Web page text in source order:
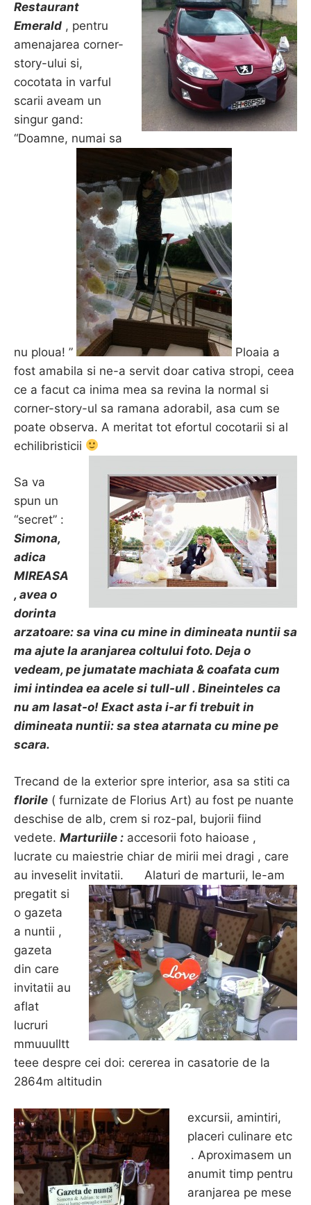
Restaurant
Emerald , pentru
amenajarea corner-
story-ului si,
cocotata in varful
scarii aveam un
singur gand:
“Doamne, numai sa
nu ploua! ”
Ploaia a
fost amabila si ne-a servit doar cativa stropi, ceea
ce a facut ca inima mea sa revina la normal si
corner-story-ul sa ramana adorabil, asa cum se
poate observa. A meritat tot efortul cocotarii si al
echilibristicii
Sa va
spun un
“secret” :
Simona,
adica
MIREASA
, avea o
dorinta
arzatoare: sa vina cu mine in dimineata nuntii sa
ma ajute la aranjarea coltului foto. Deja o
vedeam, pe jumatate machiata & coafata cum
imi intindea ea acele si tull-ull . Bineinteles ca
nu am lasat-o! Exact asta i-ar fi trebuit in
dimineata nuntii: sa stea atarnata cu mine pe
scara.
Trecand de la exterior spre interior, asa sa stiti ca
florile ( furnizate de Florius Art) au fost pe nuante
deschise de alb, crem si roz-pal, bujorii fiind
vedete. Marturiile : accesorii foto haioase ,
lucrate cu maiestrie chiar de mirii mei dragi , care
au inveselit invitatii.
Alaturi de marturii, le-am
pregatit si
o gazeta
a nuntii ,
gazeta
din care
invitatii au
aflat
lucruri
mmuuulltt
teee despre cei doi: cererea in casatorie de la
2864m altitudin
excursii, amintiri,
placeri culinare etc
. Aproximasem un
anumit timp pentru
aranjarea pe mese